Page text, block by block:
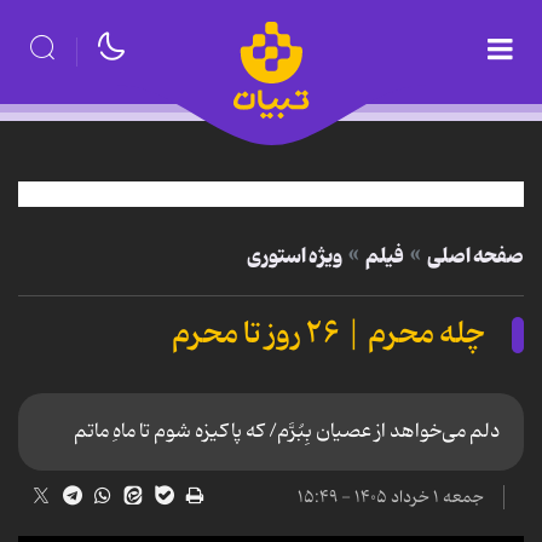
صفحه اصلی فیلم ویژه استوری
چله محرم | ۲۶ روز تا محرم
دلم می‌خواهد از عصیان بِبُرَّم/ که پاکیزه شوم تا ماهِ ماتم
جمعه ۱ خرداد ۱۴۰۵ - ۱۵:۴۹